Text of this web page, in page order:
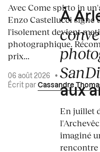
Avec Come spirto in
Enzo Castellucci signe
l'isolement devient
photographique.
prix...
06 août 2026
•
Écrit par Cassandre
À
aux
En juillet
imaginé
rencontre